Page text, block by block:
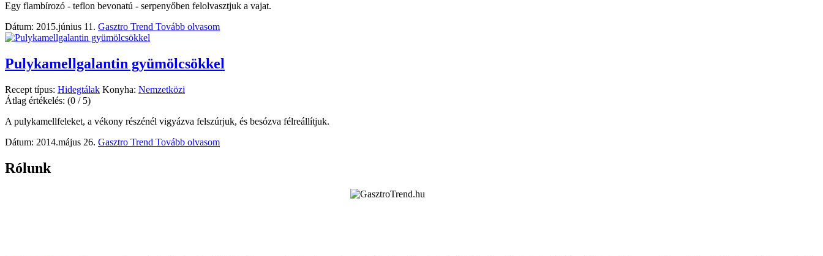
Egy flambírozó - teflon bevonatú - serpenyőben felolvasztjuk a vajat.
Dátum: 2015.június 11. Gasztro Trend Tovább olvasom
Pulykamellgalantin gyümölcsökkel
Recept típus: Hidegtálak Konyha: Nemzetközi
Átlag értékelés: (0 / 5)
A pulykamellfeleket, a vékony részénél vigyázva felszúrjuk, és besózva félreállítjuk.
Dátum: 2014.május 26. Gasztro Trend Tovább olvasom
Rólunk